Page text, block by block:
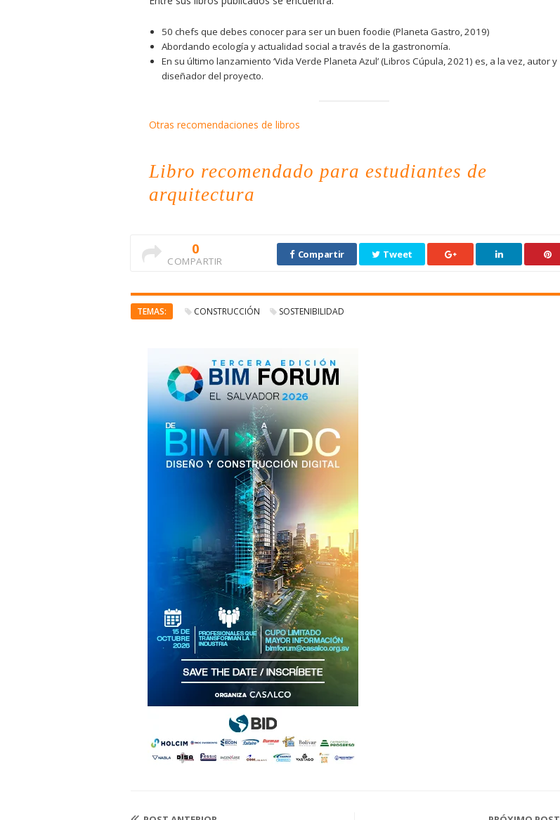
50 chefs que debes conocer para ser un buen foodie (Planeta Gastro, 2019)
Abordando ecología y actualidad social a través de la gastronomía.
En su último lanzamiento ‘Vida Verde Planeta Azul’ (Libros Cúpula, 2021) es, a la vez, autor y
diseñador del proyecto.
Otras recomendaciones de libros
Libro recomendado para estudiantes de
arquitectura
0
COMPARTIR
Compartir Tweet
TEMAS: CONSTRUCCIÓN SOSTENIBILIDAD